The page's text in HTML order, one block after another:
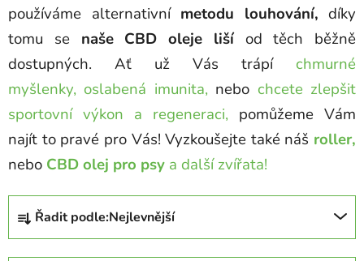
používáme alternativní metodu louhování, díky
tomu se naše CBD oleje lišíod těch běžně
dostupných. Ať už Vás trápí chmurné
myšlenky, oslabená imunita, nebo chcete zlepšit
sportovní výkon a regeneraci, pomůžeme Vám
najít to pravé pro Vás! Vyzkoušejte také náš roller,
nebo CBD olej pro psy a další zvířata!
Ř
z
Řadit podle:Nejlevnější